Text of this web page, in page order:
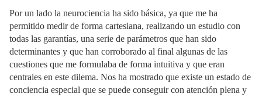
Por un lado la neurociencia ha sido básica, ya que me ha
permitido medir de forma cartesiana, realizando un estudio con
todas las garantías, una serie de parámetros que han sido
determinantes y que han corroborado al final algunas de las
cuestiones que me formulaba de forma intuitiva y que eran
centrales en este dilema. Nos ha mostrado que existe un estado de
conciencia especial que se puede conseguir con atención plena y